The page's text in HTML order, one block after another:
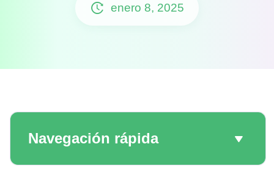
enero 8, 2025
Navegación rápida